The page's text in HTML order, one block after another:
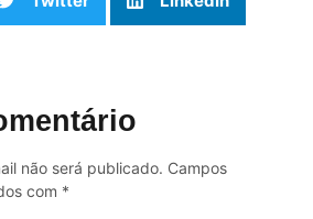
não será publicado. Campos
com *